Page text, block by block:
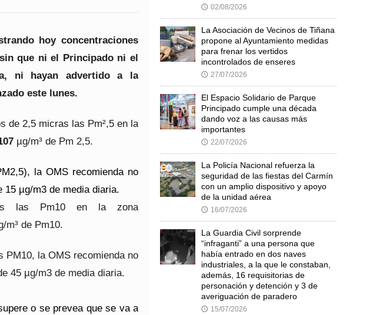
hoy concentraciones
que ni el Principado ni el
ni hayan advertido a la
este lunes.
de 2,5micras las Pm²,5en la
07 µg/m³ de Pm 2,5.
la OMS recomienda no
µg/m3 de media diaria.
las Pm10 en la zona
m³ de Pm10.
PM10, la OMS recomienda no
45 µg/m3 de media diaria.
o se prevea que se va a
🕔 02/08/2026
La Asociación de Vecinos de Tiñana
propone al Ayuntamiento medidas
para frenar los vertidos
incontrolados de enseres
🕔 27/07/2026
El Espacio Solidario de Parque
Principado cumple una década
dando voz a las causas más
importantes
🕔 22/07/2026
La Policía Nacional refuerza la
seguridad de las fiestas del Carmín
con un amplio dispositivo y apoyo
de la unidad aérea
🕔 16/07/2026
La Guardia Civil sorprende
“infraganti” a una persona que
había entrado en dos naves
industriales, a la que le constaban,
además, 16 requisitorias de
personación y detención y 3 de
averiguación de paradero
🕔 15/07/2026